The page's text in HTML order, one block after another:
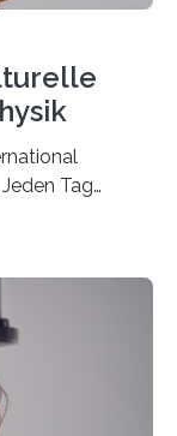
Tag
Neue
der Alltag in
Jahr 100
2025 zum
und -